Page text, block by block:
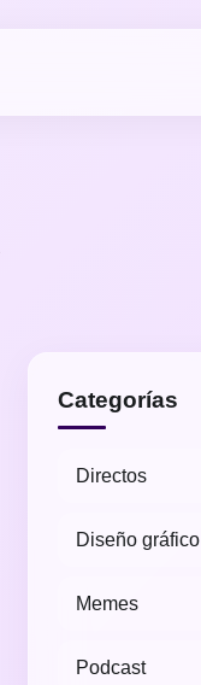
Categorías
Directos
Diseño gráfico
Memes
Podcast